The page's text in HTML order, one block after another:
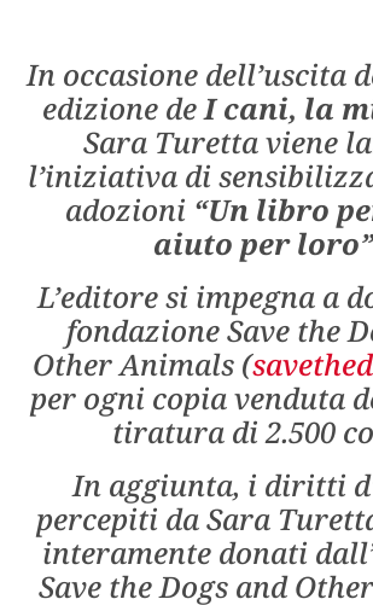
In occasione dell’uscita
edizione deI cani, la
Sara Turetta viene
l’iniziativa di
adozioni “Un libro
aiuto per loro”
L’editore si impegna a
fondazione Save the
Other Animals (
per ogni copia venduta
tiratura di 2.500
In aggiunta, i diritti
percepiti da Sara
interamente donati
Save the Dogs and